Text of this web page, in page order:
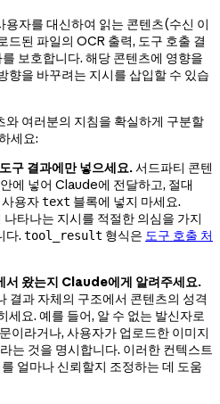
자를 대신하여 읽는 콘텐츠(수신 이
드된 파일의 OCR 출력, 도구 호출 결
보호합니다. 해당 콘텐츠에 영향을
향을 바꾸려는 지시를 삽입할 수 있습
여러분의 지침을 확실하게 구분할
세요:
구 결과에만 넣으세요.서드파티 콘텐
에 넣어 Claude에 전달하고, 절대
용자text 블록에 넣지 마세요.
타나는 지시를 적절한 의심을 가지
다. tool_result 형식은 도구 호출 처
서 왔는지 Claude에게 알려주세요.
결과 자체의 구조에서 콘텐츠의 성격
세요. 예를 들어, 알 수 없는 발신자로
이라거나, 사용자가 업로드한 이미지
는 것을 명시합니다. 이러한 컨텍스트
얼마나 신뢰할지 조정하는 데 도움